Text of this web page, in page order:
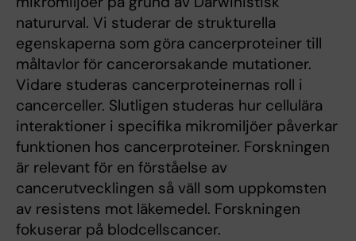
natururval. Vi studerar de strukturella
egenskaperna som göra cancerproteiner till
måltavlor för cancerorsakande mutationer.
Vidare studeras cancerproteinernas roll i
cancerceller. Slutligen studeras hur cellulära
interaktioner i specifika mikromiljöer påverkar
funktionen hos cancerproteiner. Forskningen
är relevant för en förståelse av
cancerutvecklingen så väll som uppkomsten
av resistens mot läkemedel. Forskningen
fokuserar på blodcellscancer.